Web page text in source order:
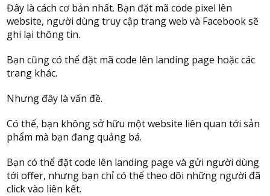
Đây là cách cơ bản nhất. Bạn đặt mã code pixel lên
website, người dùng truy cập trang web và Facebook sẽ
ghi lại thông tin.
Bạn cũng có thể đặt mã code lên landing page hoặc các
trang khác.
Nhưng đây là vấn đề.
Có thể, bạn không sở hữu một website liên quan tới sản
phẩm mà bạn đang quảng bá.
Bạn có thể đặt code lên landing page và gửi người dùng
tới offer, nhưng bạn chỉ có thể theo dõi những người đã
click vào liên kết.